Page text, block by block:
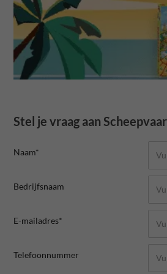
Stel je vraag aan
Naam*
Bedrijfsnaam
E-mailadres*
Telefoonnummer